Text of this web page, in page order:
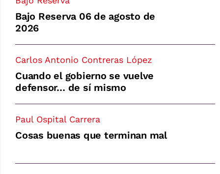
Bajo Reserva 06 de agosto de
2026
Carlos Antonio Contreras López
Cuando el gobierno se vuelve
defensor… de sí mismo
Paul Ospital Carrera
Cosas buenas que terminan mal